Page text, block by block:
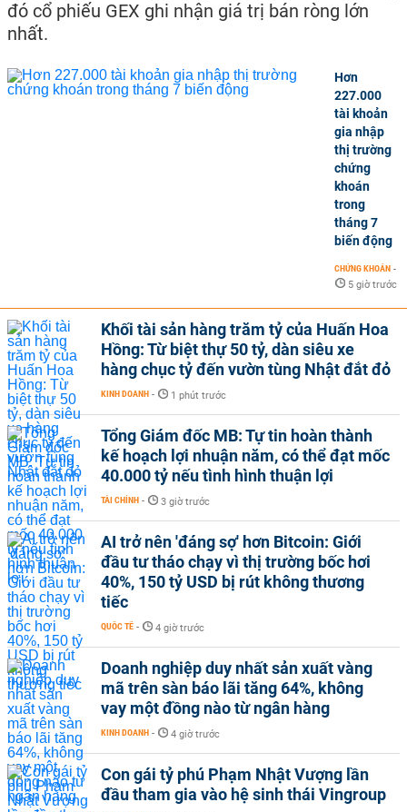
đó cổ phiếu GEX ghi nhận giá trị bán ròng lớn
nhất.
Hơn
227.000
tài khoản
gia nhập
thị trường
chứng
khoán
trong
tháng 7
biến động
CHỨNG KHOÁN -
5 giờ trước
Khối tài sản hàng trăm tỷ của Huấn Hoa
Hồng: Từ biệt thự 50 tỷ, dàn siêu xe
hàng chục tỷ đến vườn tùng Nhật đắt đỏ
KINH DOANH - 1 phút trước
Tổng Giám đốc MB: Tự tin hoàn thành
kế hoạch lợi nhuận năm, có thể đạt mốc
40.000 tỷ nếu tình hình thuận lợi
TÀI CHÍNH - 3 giờ trước
AI trở nên 'đáng sợ' hơn Bitcoin: Giới
đầu tư tháo chạy vì thị trường bốc hơi
40%, 150 tỷ USD bị rút không thương
tiếc
QUỐC TẾ - 4 giờ trước
Doanh nghiệp duy nhất sản xuất vàng
mã trên sàn báo lãi tăng 64%, không
vay một đồng nào từ ngân hàng
KINH DOANH - 4 giờ trước
Con gái tỷ phú Phạm Nhật Vượng lần
đầu tham gia vào hệ sinh thái Vingroup